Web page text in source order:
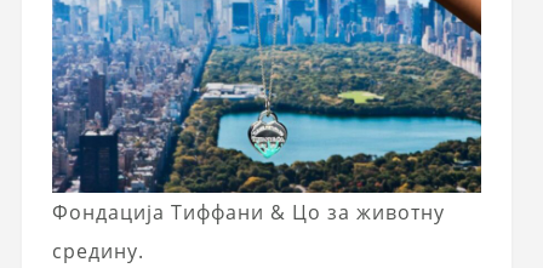
Фондација Тиффани & Цо за животну
средину.